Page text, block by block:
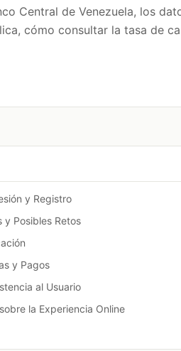
y Registro
y Posibles Retos
y Pagos
al Usuario
la Experiencia Online
Central de Venezuela, los
cómo consultar la tasa de